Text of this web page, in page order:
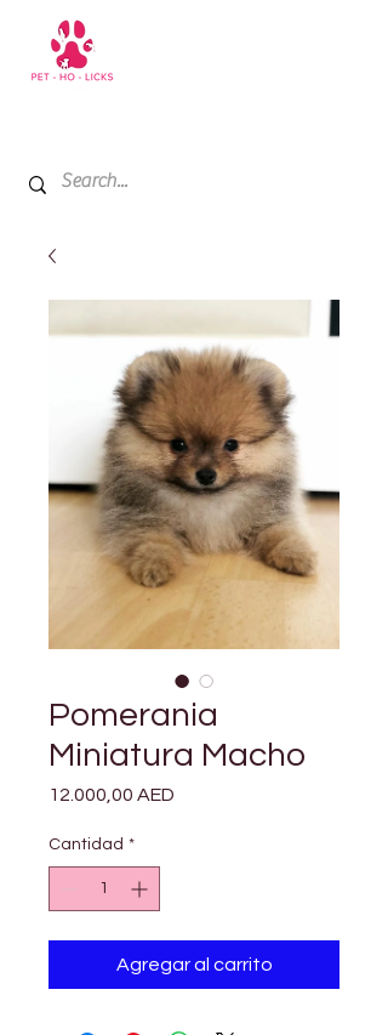
Pomerania
Miniatura Macho
12.000,00 AED
Cantidad *
Agregar al carrito